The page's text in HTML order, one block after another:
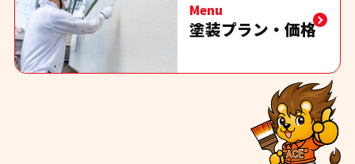
Menu
塗装プラン・価格